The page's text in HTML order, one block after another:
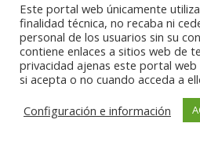
Aviso Legal| Política de
cookies
Copyright © 2023
Investigación Psíquica del
Este portal web únicamente
finalidad técnica, no recaba ni
personal de los usuarios sin su
contiene enlaces a sitios web de
privacidad ajenas este portal
si acepta o no cuando acceda a
Configuración e información